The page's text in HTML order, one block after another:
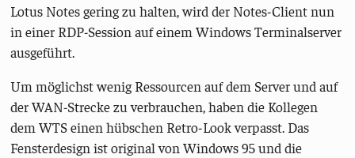
Lotus Notes gering zu halten, wird der Notes-Client nun
in einer RDP-Session auf einem Windows Terminalserver
ausgeführt.
Um möglichst wenig Ressourcen auf dem Server und auf
der WAN-Strecke zu verbrauchen, haben die Kollegen
dem WTS einen hübschen Retro-Look verpasst. Das
Fensterdesign ist original von Windows 95 und die